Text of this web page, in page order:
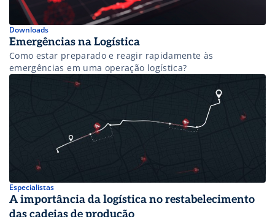
Downloads
Emergências na Logística
Como estar preparado e reagir rapidamente às
emergências em uma operação logística?
Especialistas
A importância da logística no restabelecimento
das cadeias de produção